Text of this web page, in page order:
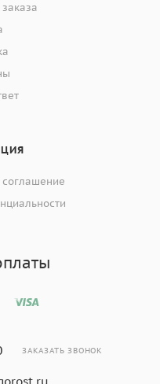
соглашение
ЗАКАЗАТЬ ЗВОНОК